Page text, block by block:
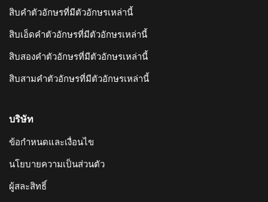
สิบคำตัวอักษรที่มีตัวอักษรเหล่านี้
สิบเอ็ดคำตัวอักษรที่มีตัวอักษรเหล่านี้
สิบสองคำตัวอักษรที่มีตัวอักษรเหล่านี้
สิบสามคำตัวอักษรที่มีตัวอักษรเหล่านี้
บริษัท
ข้อกำหนดและเงื่อนไข
นโยบายความเป็นส่วนตัว
ผู้สละสิทธิ์